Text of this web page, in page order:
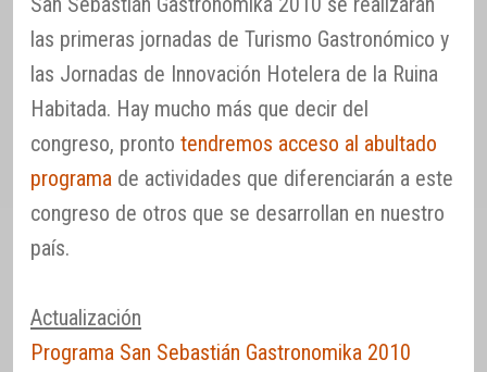
las primeras jornadas de Turismo Gastronómico y
las Jornadas de Innovación Hotelera de la Ruina
Habitada. Hay mucho más que decir del
congreso, pronto tendremos acceso al abultado
programa de actividades que diferenciarán a este
congreso de otros que se desarrollan en nuestro
país.
Actualización
Programa San Sebastián Gastronomika 2010